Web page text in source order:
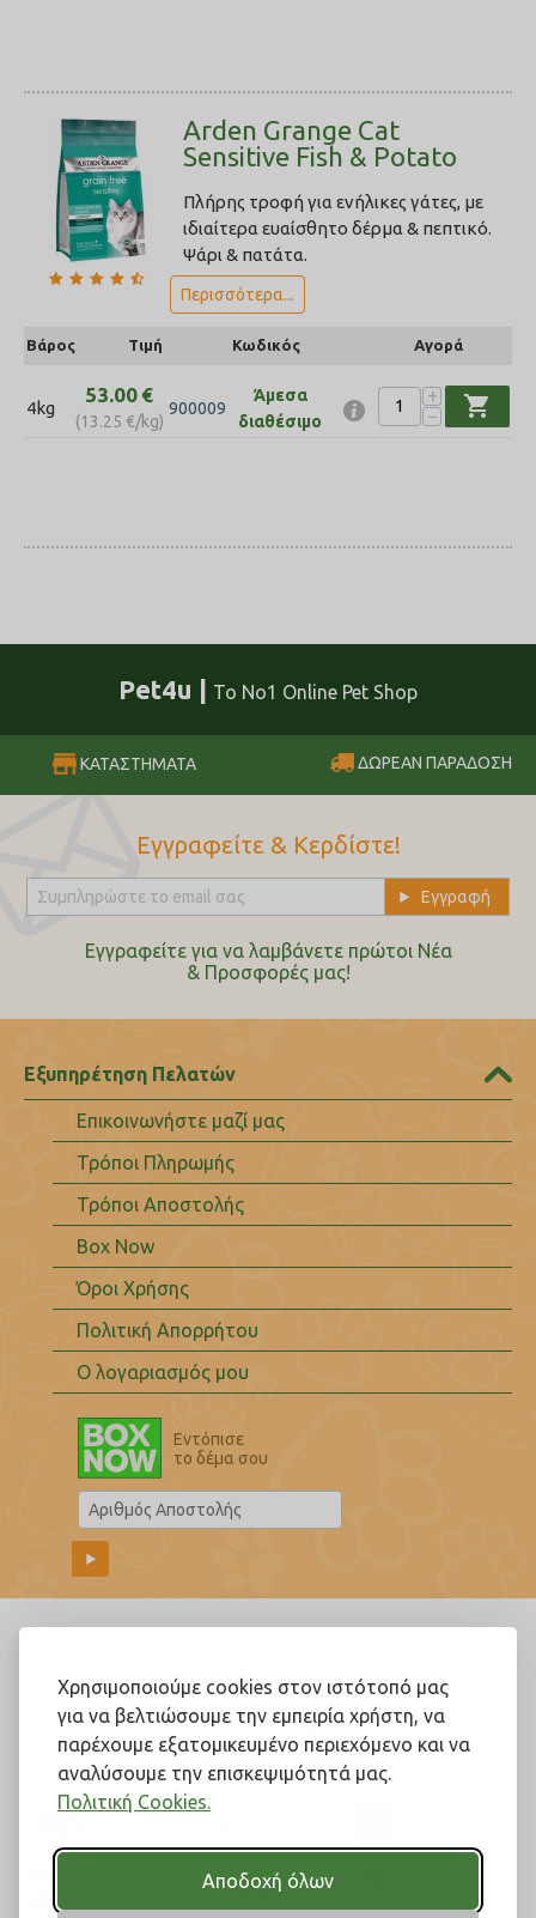
Χρησιμοποιούμε cookies στον ιστότοπό μας
για να βελτιώσουμε την εμπειρία χρήστη, να
παρέχουμε εξατομικευμένο περιεχόμενο και να
αναλύσουμε την επισκεψιμότητά μας.
Πολιτική Cookies.
Αποδοχή όλων
Arden Grange Cat
Sensitive Fish & Potato
Πλήρης τροφή για ενήλικες γάτες, με
ιδιαίτερα ευαίσθητο δέρμα & πεπτικό.
Ψάρι & πατάτα.
Περισσότερα...
Βάρος Τιμή Κωδικός Αγορά
4kg
53.00 €
(13.25 €/kg)
900009
Άμεσα
διαθέσιμο
+
−
shopping_cart
Pet4u | Το No1 Online Pet Shop
ΚΑΤΑΣΤΗΜΑΤΑ ΔΩΡΕΑΝ ΠΑΡΑΔΟΣΗ
Εγγραφείτε & Κερδίστε!
Εγγραφείτε για να λαμβάνετε πρώτοι Nέα
& Προσφορές μας!
Εξυπηρέτηση Πελατών
Επικοινωνήστε μαζί μας
Τρόποι Πληρωμής
Τρόποι Αποστολής
Box Now
Όροι Χρήσης
Πολιτική Απορρήτου
Ο λογαριασμός μου
Εντόπισε
το δέμα σου
Ακολουθήστε μας!